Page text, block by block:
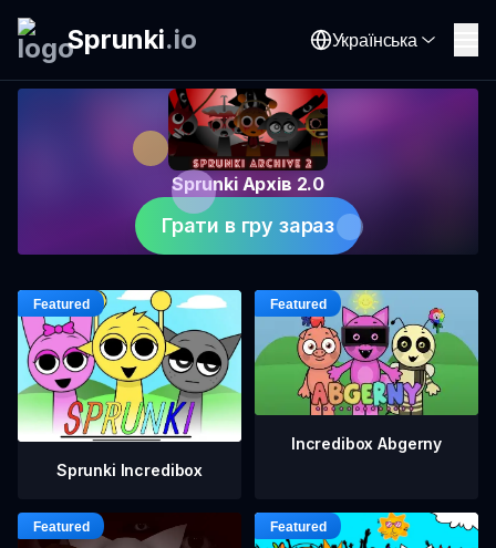
Sprunki.io Українська
Sprunki Архів 2.0
Грати в гру зараз
Sprunki Incredibox
Incredibox Abgerny